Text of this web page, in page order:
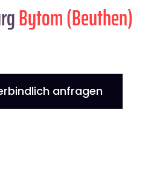
Bytom (Beuthen)
anfragen